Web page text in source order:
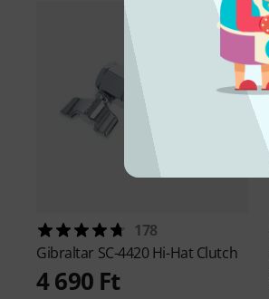
178
Gibraltar SC-4420 Hi-Hat Clutch
4 690 Ft